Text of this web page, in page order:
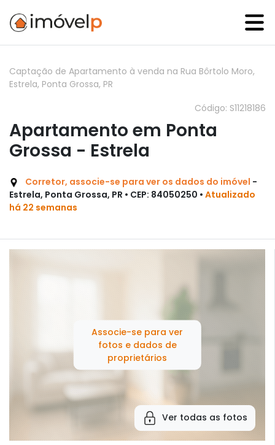
Captação de Apartamento à venda na Rua Bôrtolo Moro,
Estrela, Ponta Grossa, PR
Código: S11218186
Apartamento em Ponta
Grossa - Estrela
Corretor, associe-se para ver os dados do imóvel -
Estrela, Ponta Grossa, PR • CEP: 84050250 • Atualizado
há 22 semanas
Associe-se para ver
fotos e dados de
proprietários
Ver todas as fotos